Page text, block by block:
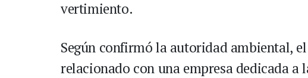
vertimiento.
Según confirmó la autoridad ambiental,
relacionado con una empresa dedicada